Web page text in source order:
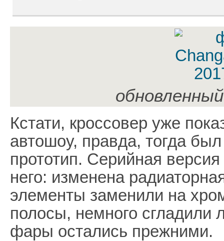
Кстати, кроссовер уже
автошоу, правда, тогда
прототип. Серийная версия
него: изменена
элементы заменили на
полосы, немного сгладили
фары остались прежними.